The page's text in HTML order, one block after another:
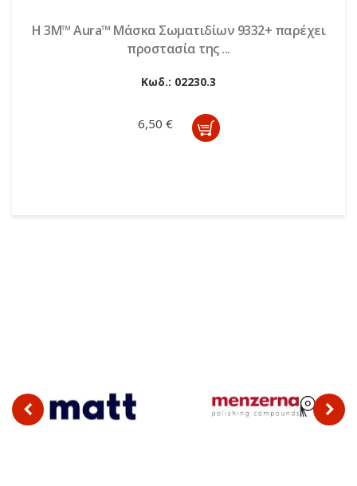
Η 3M™ Aura™ Μάσκα Σωματιδίων 9332+ παρέχει
προστασία της ...
Κωδ.: 02230.3
6,50 €